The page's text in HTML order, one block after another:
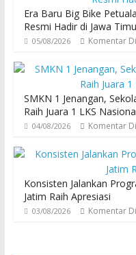
Era Baru Big Bike
Resmi Hadir di Jawa
05/08/2026 Komentar
SMKN 1 Jenangan,
Raih Juara 1 LKS
04/08/2026 Komentar
Konsisten Jalankan
Jatim Raih Apresiasi
03/08/2026 Komentar